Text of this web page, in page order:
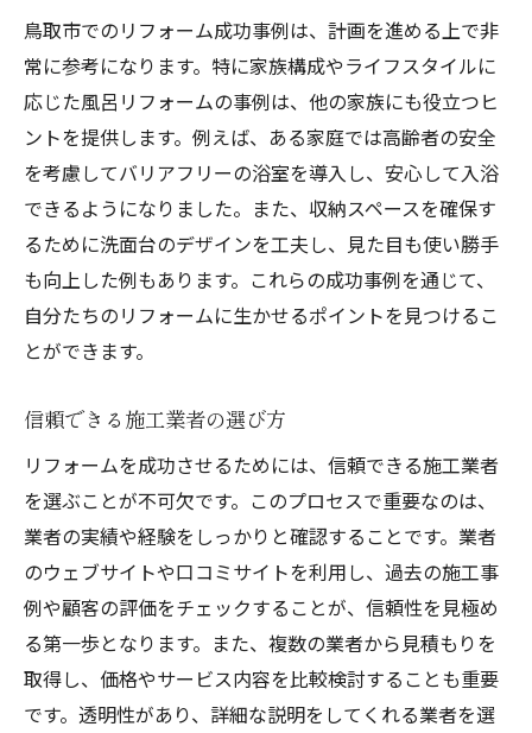
鳥取市でのリフォーム成功事例は、計画を進める上で非
常に参考になります。特に家族構成やライフスタイルに
応じた風呂リフォームの事例は、他の家族にも役立つヒ
ントを提供します。例えば、ある家庭では高齢者の安全
を考慮してバリアフリーの浴室を導入し、安心して入浴
できるようになりました。また、収納スペースを確保す
るために洗面台のデザインを工夫し、見た目も使い勝手
も向上した例もあります。これらの成功事例を通じて、
自分たちのリフォームに生かせるポイントを見つけるこ
とができます。
信頼できる施工業者の選び方
リフォームを成功させるためには、信頼できる施工業者
を選ぶことが不可欠です。このプロセスで重要なのは、
業者の実績や経験をしっかりと確認することです。業者
のウェブサイトや口コミサイトを利用し、過去の施工事
例や顧客の評価をチェックすることが、信頼性を見極め
る第一歩となります。また、複数の業者から見積もりを
取得し、価格やサービス内容を比較検討することも重要
です。透明性があり、詳細な説明をしてくれる業者を選